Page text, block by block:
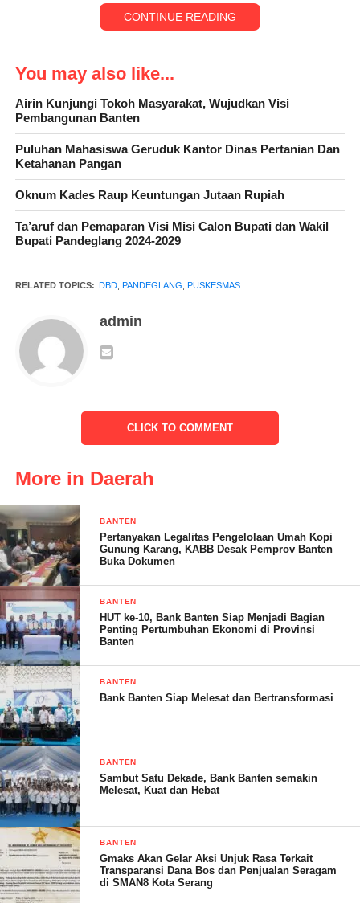
terjangkit DBD kemungkinan bisa bertambah. Untuk itu, dia
berharap, pemerintah jangan menutup mata dengan adanya
wabah DBD ini.
“Kalau dibiarkan seperti ini, tampak ada tindakan pencegahan
korban bisa bertambah. Jangan sampai nanti menunggu ada yang
mati dulu akibat DBD ini baru bertindak,” tuturnya.
Kepala Puskesmas Labuan Sri Rezeki mengatakan, dengan
adanya warga yang diduga terkena DBD pihaknya akan
“Kita harus tau dulu penyakitnya, hasil dari lab nya itu apakah
DBD atau apa,” katanya.
Menurut dia, pihaknya tidak bisa melakukan foging, karena
harus melihat dulu kondisi rumah dan lingkungannya seperti apa.
“Kalau mau foging juga kita harus melihat apakah kondisi
rumahnya, apakah ada jentik nyamuknya. Kalau ada kita berikan
Abate, untuk memberantas jentik nyamuk tersebut. Nanti saya
turunkan tim kelapangan untuk melakukan pengecekan,”
ujarnya.
(YEN/RG)
Post Views: 21
CONTINUE READING
You may also like...
Airin Kunjungi Tokoh Masyarakat, Wujudkan Visi
Pembangunan Banten
Puluhan Mahasiswa Geruduk Kantor Dinas Pertanian Dan
Ketahanan Pangan
Oknum Kades Raup Keuntungan Jutaan Rupiah
Ta’aruf dan Pemaparan Visi Misi Calon Bupati dan Wakil
Bupati Pandeglang 2024-2029
RELATED TOPICS: DBD, PANDEGLANG PUSKESMAS
admin
CLICK TO COMMENT
More in Daerah
BANTEN
Pertanyakan Legalitas Pengelolaan Umah Kopi
Gunung Karang, KABB Desak Pemprov Banten
Buka Dokumen
BANTEN
HUT ke-10, Bank Banten Siap Menjadi Bagian
Penting Pertumbuhan Ekonomi di Provinsi
Banten
BANTEN
Bank Banten Siap Melesat dan Bertransformasi
BANTEN
Sambut Satu Dekade, Bank Banten semakin
Melesat, Kuat dan Hebat
BANTEN
Gmaks Akan Gelar Aksi Unjuk Rasa Terkait
Transparansi Dana Bos dan Penjualan Seragam
di SMAN8 Kota Serang